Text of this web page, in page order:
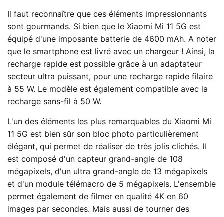
Il faut reconnaître que ces éléments impressionnants
sont gourmands. Si bien que le Xiaomi Mi 11 5G est
équipé d'une imposante batterie de 4600 mAh. A noter
que le smartphone est livré avec un chargeur ! Ainsi, la
recharge rapide est possible grâce à un adaptateur
secteur ultra puissant, pour une recharge rapide filaire
à 55 W. Le modèle est également compatible avec la
recharge sans-fil à 50 W.
L'un des éléments les plus remarquables du Xiaomi Mi
11 5G est bien sûr son bloc photo particulièrement
élégant, qui permet de réaliser de très jolis clichés. Il
est composé d'un capteur grand-angle de 108
mégapixels, d'un ultra grand-angle de 13 mégapixels
et d'un module télémacro de 5 mégapixels. L'ensemble
permet également de filmer en qualité 4K en 60
images par secondes. Mais aussi de tourner des